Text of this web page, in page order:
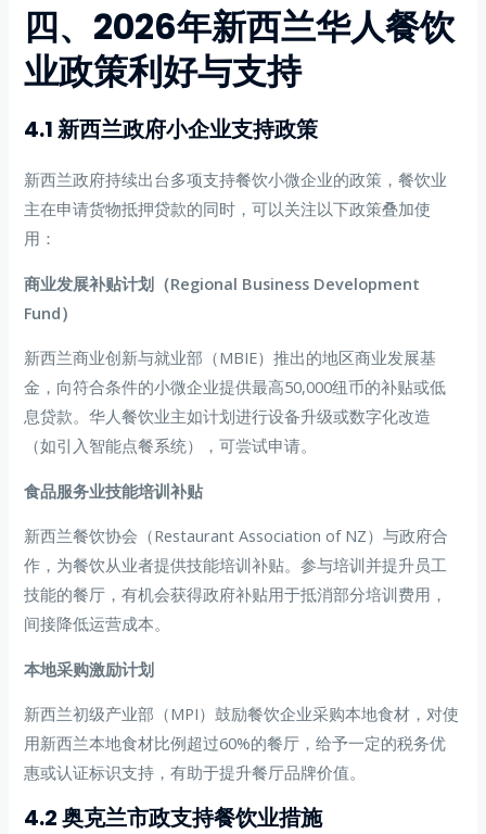
四、2026年新西兰华人餐饮
业政策利好与支持
4.1 新西兰政府小企业支持政策
新西兰政府持续出台多项支持餐饮小微企业的政策，餐饮业
主在申请货物抵押贷款的同时，可以关注以下政策叠加使
用：
商业发展补贴计划（Regional Business Development
Fund）
新西兰商业创新与就业部（MBIE）推出的地区商业发展基
金，向符合条件的小微企业提供最高50,000纽币的补贴或低
息贷款。华人餐饮业主如计划进行设备升级或数字化改造
（如引入智能点餐系统），可尝试申请。
食品服务业技能培训补贴
新西兰餐饮协会（Restaurant Association of NZ）与政府合
作，为餐饮从业者提供技能培训补贴。参与培训并提升员工
技能的餐厅，有机会获得政府补贴用于抵消部分培训费用，
间接降低运营成本。
本地采购激励计划
新西兰初级产业部（MPI）鼓励餐饮企业采购本地食材，对使
用新西兰本地食材比例超过60%的餐厅，给予一定的税务优
惠或认证标识支持，有助于提升餐厅品牌价值。
4.2 奥克兰市政支持餐饮业措施